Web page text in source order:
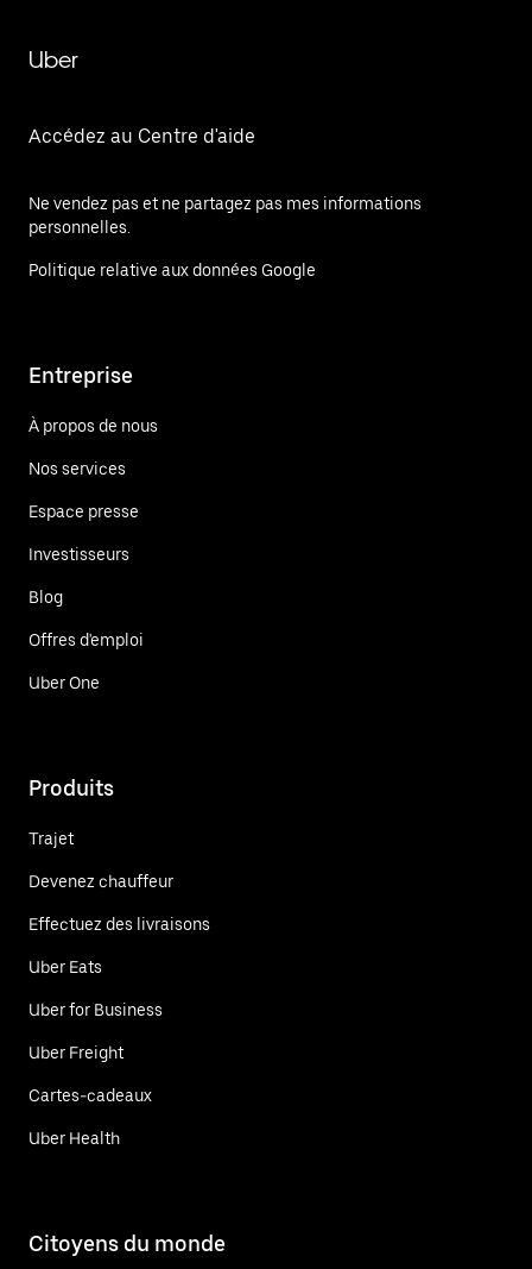
Uber
Accédez au Centre d'aide
Ne vendez pas et ne partagez pas mes informations
personnelles.
Politique relative aux données Google
Entreprise
À propos de nous
Nos services
Espace presse
Investisseurs
Blog
Offres d'emploi
Uber One
Produits
Trajet
Devenez chauffeur
Effectuez des livraisons
Uber Eats
Uber for Business
Uber Freight
Cartes-cadeaux
Uber Health
Citoyens du monde